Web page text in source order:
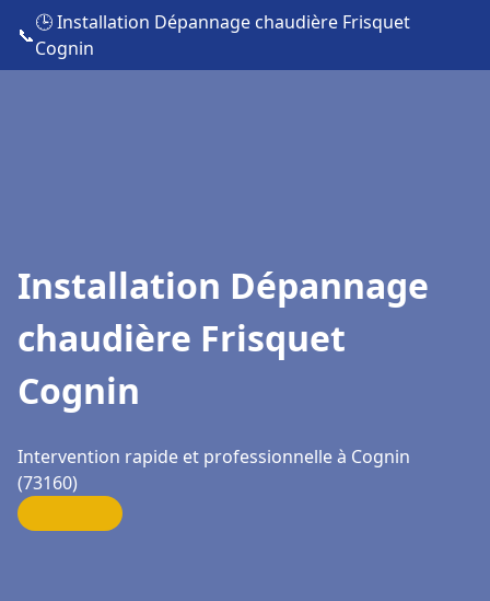
📞
🕒 Installation Dépannage chaudière Frisquet
Cognin
Installation Dépannage
chaudière Frisquet
Cognin
Intervention rapide et professionnelle à Cognin
(73160)